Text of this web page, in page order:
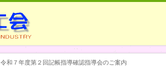
和７年度第２回記帳指導確認指導会のご案内